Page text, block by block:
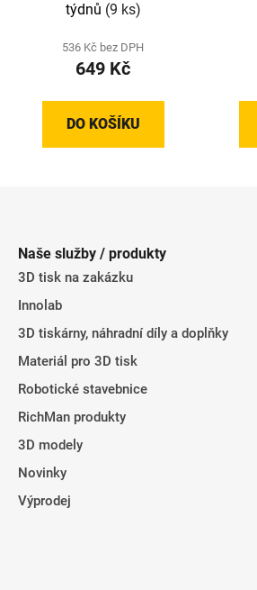
týdnů (9 ks)
536 Kč bez DPH
649 Kč
DO KOŠÍKU
Naše služby / produkty
3D tisk na zakázku
Innolab
3D tiskárny, náhradní díly a doplňky
Materiál pro 3D tisk
Robotické stavebnice
RichMan produkty
3D modely
Novinky
Výprodej